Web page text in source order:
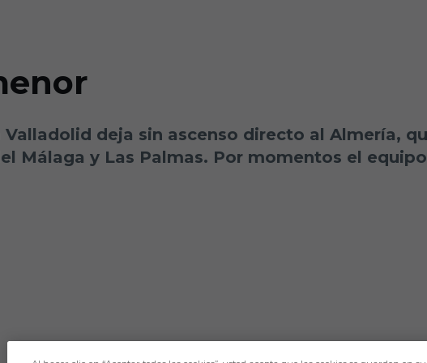
deja sin ascenso directo al Almería,
Málaga y Las Palmas. Por momentos el